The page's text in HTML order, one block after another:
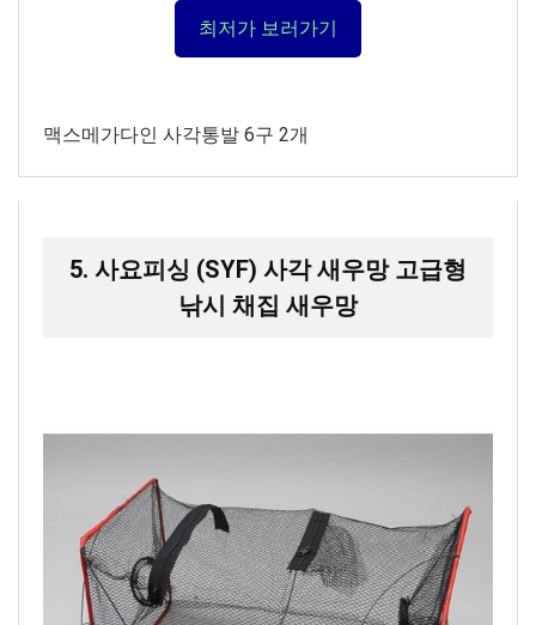
최저가 보러가기
맥스메가다인 사각통발 6구 2개
5. 사요피싱 (SYF) 사각 새우망 고급형
낚시 채집 새우망